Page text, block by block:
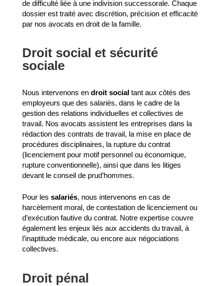
de difficulté liée à une indivision successorale. Chaque
dossier est traité avec discrétion, précision et efficacité
par nos avocats en droit de la famille.
Droit social et sécurité
sociale
Nous intervenons en droit socialtant aux côtés des
employeurs que des salariés, dans le cadre de la
gestion des relations individuelles et collectives de
travail. Nos avocats assistent les entreprises dans la
rédaction des contrats de travail, la mise en place de
procédures disciplinaires, la rupture du contrat
(licenciement pour motif personnel ou économique,
rupture conventionnelle), ainsi que dans les litiges
devant le conseil de prud’hommes.
Pour les salariés, nous intervenons en cas de
harcèlement moral, de contestation de licenciement ou
d’exécution fautive du contrat. Notre expertise couvre
également les enjeux liés aux accidents du travail, à
l’inaptitude médicale, ou encore aux négociations
collectives.
Droit pénal